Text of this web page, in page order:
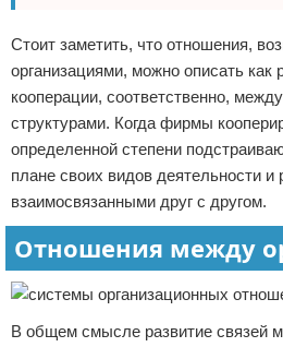
Стоит заметить, что отношения,
организациями, можно описать
кооперации, соответственно,
структурами. Когда фирмы
определенной степени
плане своих видов деятельности и
взаимосвязанными друг с другом.
Отношения между
В общем смысле развитие связей